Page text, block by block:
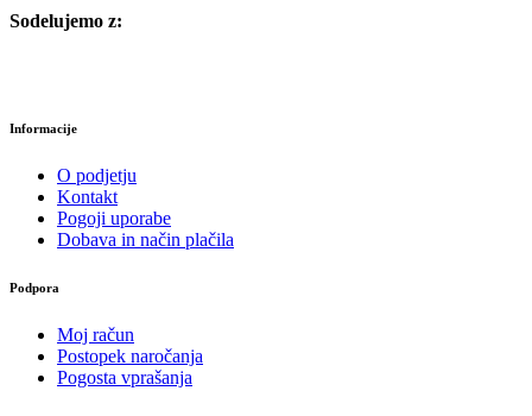
Sodelujemo z:
Informacije
O podjetju
Kontakt
Pogoji uporabe
Dobava in način plačila
Podpora
Moj račun
Postopek naročanja
Pogosta vprašanja